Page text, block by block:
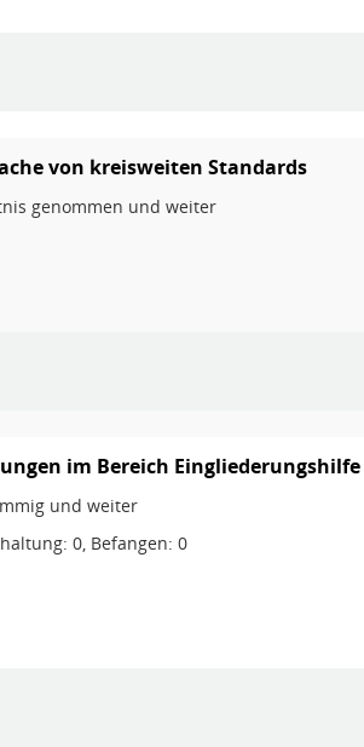
von kreisweiten Standards
genommen und weiter
im Bereich
und weiter
0, Befangen: 0